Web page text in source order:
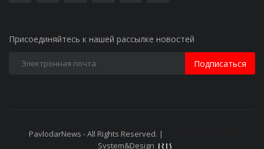
Присоединяйтесь к нашей рассылке новостей
Подписаться
PavlodarNews - All Rights Reserved. |
System&Design